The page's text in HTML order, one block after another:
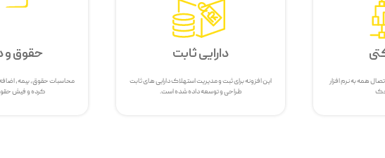
همه به نرم افزار
دارایی ثابت
این افزونه برای ثبت و مدیریت استهلاک دارایی های ثابت
طراحی و توسعه داده شده است.
حقوق و
محاسبات حقوق، بیمه،
کرده و فیش